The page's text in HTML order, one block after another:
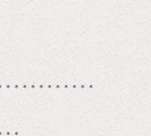
＊＊＊＊＊＊＊＊＊＊＊